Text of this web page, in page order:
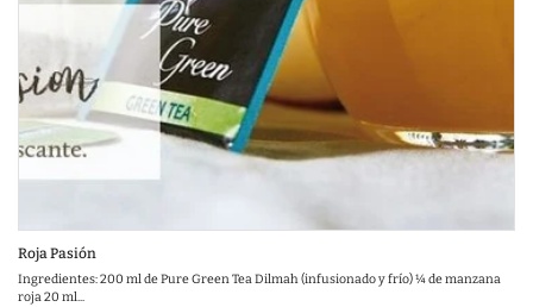
Roja Pasión
Ingredientes: 200 ml de Pure Green Tea Dilmah (infusionado y frío) ¼ de manzana
roja 20 ml...